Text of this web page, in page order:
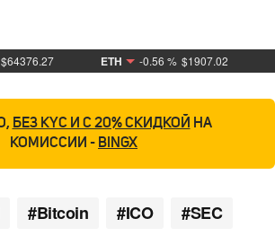
$64376.27 ETH -0.56 % $1907.02
БЕЗ KYC И С 20% СКИДКОЙ НА
КОМИССИИ - BINGX
#Bitcoin #ICO #SEC